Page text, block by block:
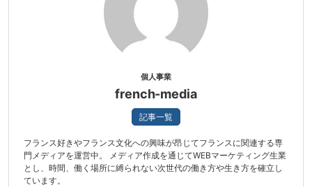
個人事業
french-media
記事一覧
フランス好きやフランス文化への興味が昂じてフランスに関連する専
門メディアを運営中。 メディア作成を通じてWEBマーケティング生業
とし、時間、働く場所に縛られない次世代の働き方や生き方を確立し
ています。